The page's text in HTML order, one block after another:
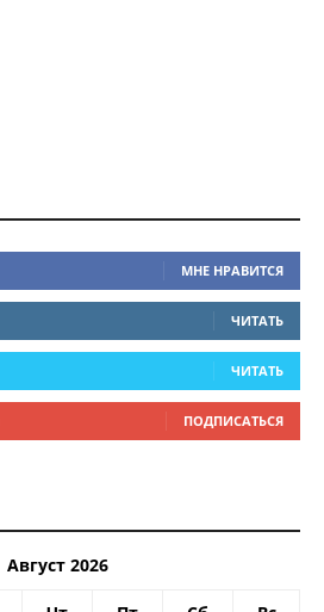
МНЕ НРАВИТСЯ
ЧИТАТЬ
ЧИТАТЬ
ПОДПИСАТЬСЯ
Август 2026